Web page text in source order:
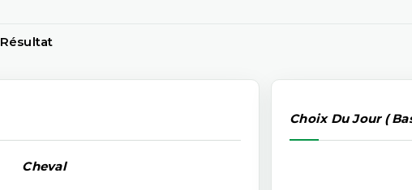
Résultat
Cheval
Choix Du Jour (